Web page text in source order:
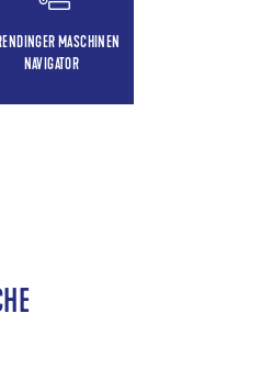
MASCHINEN
NAVIGATOR